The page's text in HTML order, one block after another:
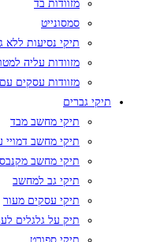
מזוודות בד
סמסונייט
תיקי נסיעות ללא
מזוודות עליה
מזוודות עסקים
תיקי גברים
תיקי מחשב מבד
תיקי מחשב דמויי
תיקי מחשב מקנבס
תיקי גב למחשב
תיקי עסקים מעור
תיק על גלגלים